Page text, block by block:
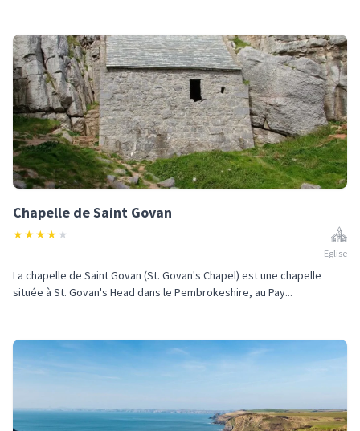
Chapelle de Saint Govan
★★★★ ★
Eglise
La chapelle de Saint Govan (St. Govan's Chapel) est une chapelle
située à St. Govan's Head dans le Pembrokeshire, au Pay...